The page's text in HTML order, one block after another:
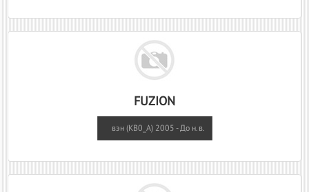
FUZION
вэн (KB0_A) 2005 - До н.в.